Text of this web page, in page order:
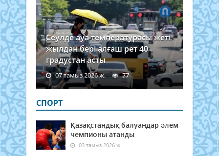
Сеулде ауа температурасы жеті
жылдан бері алғаш рет 40
градустан асты
07 тамыз 2026 ж. 77
СПОРТ
Қазақстандық балуандар әлем
чемпионы атанды
03 тамыз 2026 ж.